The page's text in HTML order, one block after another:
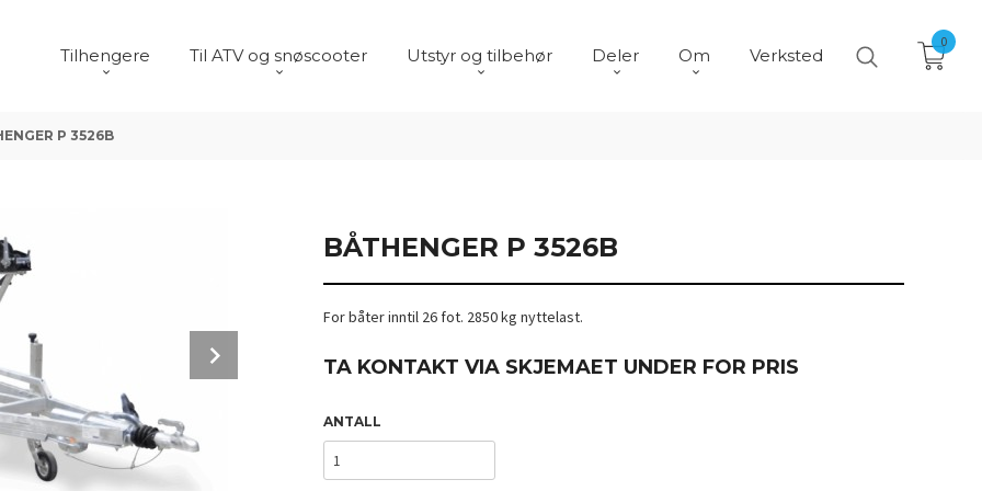
Tilhengere Til ATV og snøscooter Utstyr og tilbehør Deler Om Verksted
0
P 3526B
BÅTHENGER P 3526B
For båter inntil 26 fot. 2850 kg nyttelast.
TA KONTAKT VIA SKJEMAET UNDER FOR PRIS
ANTALL